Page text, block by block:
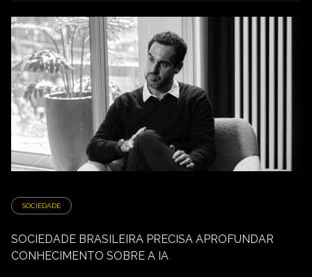
SOCIEDADE
SOCIEDADE BRASILEIRA PRECISA APROFUNDAR
CONHECIMENTO SOBRE A IA